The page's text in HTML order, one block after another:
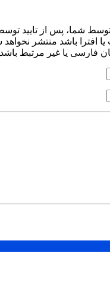
شما، پس از تایید
افترا باشد منتشر
فارسی یا غیر مرتبط